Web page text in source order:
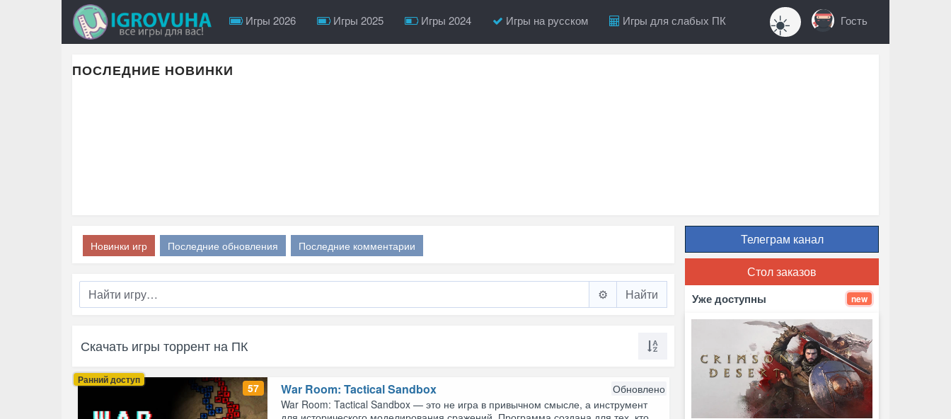
Игры 2026 Игры 2025 Игры 2024 Игры на русском Игры для слабых ПК ☀️ Гость
ПОСЛЕДНИЕ НОВИНКИ
Новинки игр Последние обновления Последние комментарии
⚙️
Скачать игры торрент на ПК
Ранний доступ
57 War Room: Tactical Sandbox
Обновлено
War Room: Tactical Sandbox — это не игра в привычном смысле, а инструмент
Телеграм канал
Стол заказов
Уже доступны new